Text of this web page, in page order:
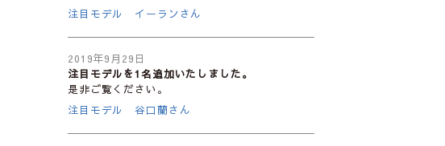
注目モデル イーランさん
2019年9月29日
注目モデルを1名追加いたしました。
是非ご覧ください。
注目モデル 谷口蘭さん